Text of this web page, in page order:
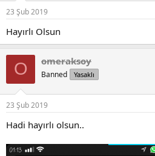
s
23 Şub 2019
Hayırlı Olsun
O omeraksoy
Banned Yasaklı
23 Şub 2019
Hadi hayırlı olsun..